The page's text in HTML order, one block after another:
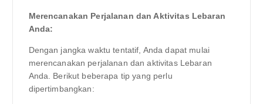
Merencanakan Perjalanan dan Aktivitas Lebaran
Anda:
Dengan jangka waktu tentatif, Anda dapat mulai
merencanakan perjalanan dan aktivitas Lebaran
Anda. Berikut beberapa tip yang perlu
dipertimbangkan: